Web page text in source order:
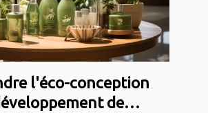
l'éco-conception
de